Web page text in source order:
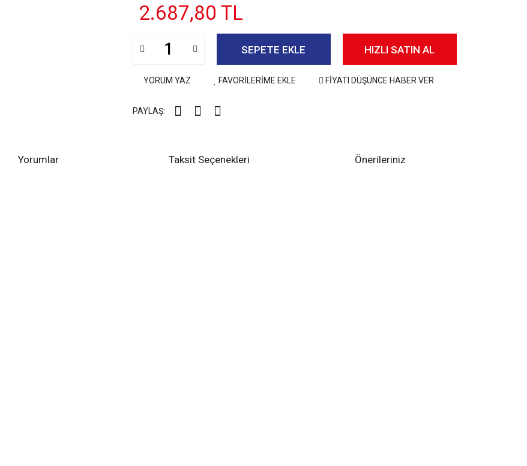
2.687,80 TL
SEPETE EKLE HIZLI SATIN AL
YORUM YAZ FAVORİLERİME EKLE FİYATI DÜŞÜNCE HABER VER
PAYLAŞ:
Yorumlar Taksit Seçenekleri Önerileriniz